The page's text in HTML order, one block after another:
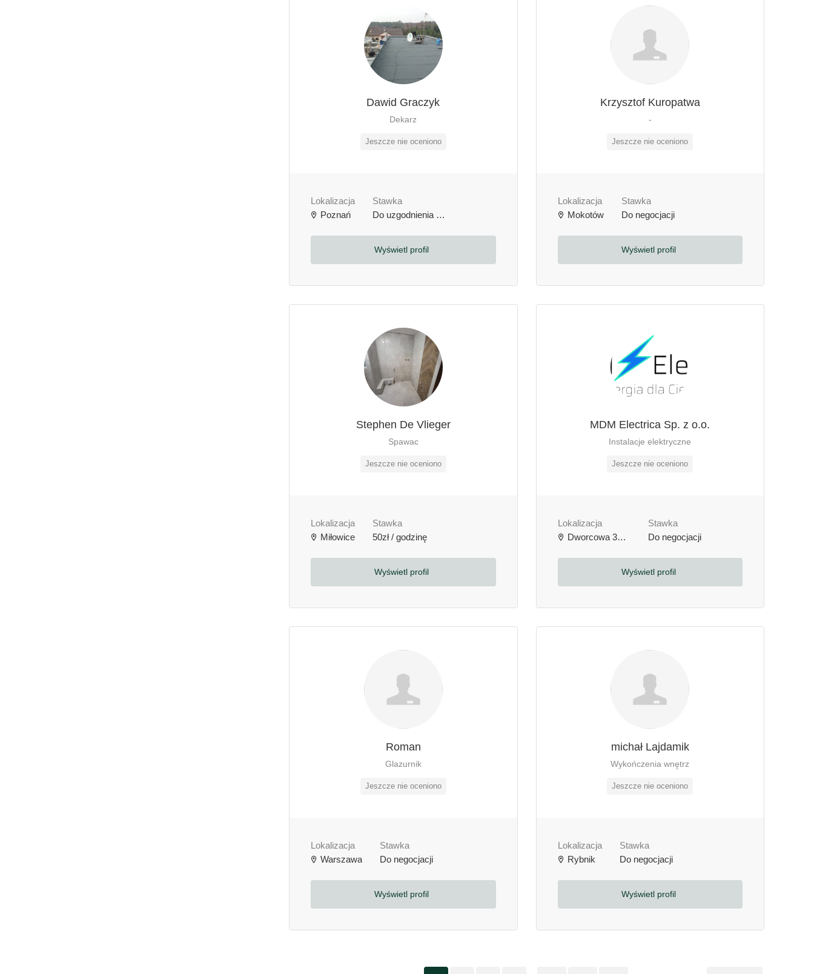
Dawid Graczyk
Dekarz
Jeszcze nie oceniono
Lokalizacja
Poznań
Stawka
Do uzgodnienia
Wyświetl profil
Krzysztof Kuropatwa
-
Jeszcze nie oceniono
Lokalizacja
Mokotów
Stawka
Do negocjacji
Wyświetl profil
Stephen De Vlieger
Spawac
Jeszcze nie oceniono
Lokalizacja
Miłowice
Stawka
50zł / godzinę
Wyświetl profil
MDM Electrica Sp. z o.o.
Instalacje elektryczne
Jeszcze nie oceniono
Lokalizacja
Dworcowa 3b, 64-000 Kościan, Polska
Stawka
Do negocjacji
Wyświetl profil
Roman
Glazurnik
Jeszcze nie oceniono
Lokalizacja
Warszawa
Stawka
Do negocjacji
Wyświetl profil
michał Lajdamik
Wykończenia wnętrz
Jeszcze nie oceniono
Lokalizacja
Rybnik
Stawka
Do negocjacji
Wyświetl profil